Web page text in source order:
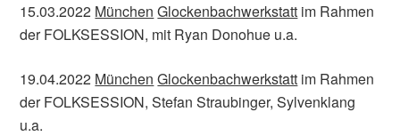
15.03.2022 München Glockenbachwerkstatt im Rahmen
der FOLKSESSION, mit Ryan Donohue u.a.
19.04.2022 München Glockenbachwerkstatt im Rahmen
der FOLKSESSION, Stefan Straubinger, Sylvenklang
u.a.